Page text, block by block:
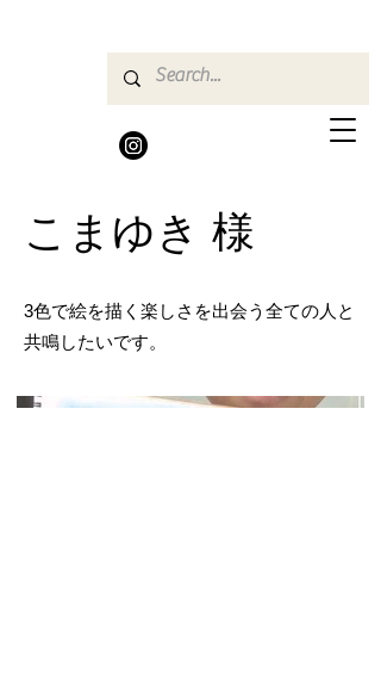
こまゆき 様
3色で絵を描く楽しさを出会う全ての人と
共鳴したいです。